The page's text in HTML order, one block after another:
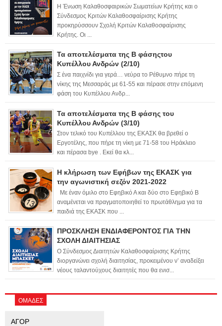
Η Ένωση Καλαθοσφαιρικών Σωματείων Κρήτης και ο
Σύνδεσμος Κριτών Καλαθοσφαίρισης Κρήτης
προκηρύσσουν Σχολή Κριτών Καλαθοσφαίρισης
Κρήτης. Οι ...
Τα αποτελέσματα της Β φάσηςτου
Κυπέλλου Ανδρών (2/10)
Σ ένα παιχνίδι για γερά… νεύρα το Ρέθυμνο πήρε τη
νίκης της Μεσσαράς με 61-55 και πέρασε στην επόμενη
φάση του Κυπέλλου Ανδρ...
Τα αποτελέσματα της Β φάσης του
Κυπέλλου Ανδρών (3/10)
Στον τελικό του Κυπέλλου της ΕΚΑΣΚ θα βρεθεί ο
Εργοτέλης, που πήρε τη νίκη με 71-58 του Ηράκλειο
και πέρασα bye . Εκεί θα κλ...
Η κλήρωση των Εφήβων της ΕΚΑΣΚ για
την αγωνιστική σεζόν 2021-2022
Με έναν όμιλο στο Εφηβικό Α και δύο στο Εφηβικό Β
αναμένεται να πραγματοποιηθεί το πρωτάθλημα για τα
παιδιά της ΕΚΑΣΚ που ...
ΠΡΟΣΚΛΗΣΗ ΕΝΔΙΑΦΕΡΟΝΤΟΣ ΓΙΑ ΤΗΝ
ΣΧΟΛΗ ΔΙΑΙΤΗΣΙΑΣ
Ο Σύνδεσμος Διαιτητών Καλαθοσφαίρισης Κρήτης
διοργανώνει σχολή διαιτησίας, προκειμένου ν’ αναδείξει
νέους ταλαντούχους διαιτητές που θα ενισ...
ΟΜΑΔΕΣ
ΑΓΟΡ